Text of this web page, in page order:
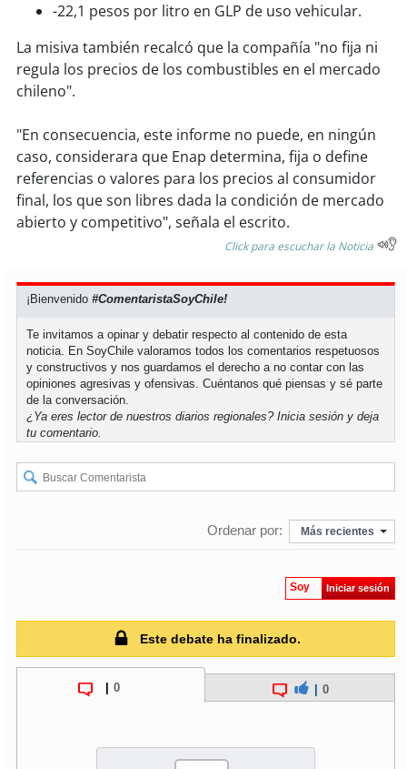
soyvaldivia
soyosorno
soy puertomontt
soychiloé
-22,1 pesos por litro en GLP de uso vehicular.
La misiva también recalcó que la compañía "no fija ni
regula los precios de los combustibles en el mercado
chileno".
"En consecuencia, este informe no puede, en ningún
caso, considerara que Enap determina, fija o define
referencias o valores para los precios al consumidor
final, los que son libres dada la condición de mercado
abierto y competitivo", señala el escrito.
Click para escuchar la Noticia
¡Bienvenido#ComentaristaSoyChile!
Te invitamos a opinar y debatir respecto al contenido de esta
noticia. En SoyChile valoramos todos los comentarios respetuosos
y constructivos y nos guardamos el derecho a no contar con las
opiniones agresivas y ofensivas. Cuéntanos qué piensas y sé parte
de la conversación.
¿Ya eres lector de nuestros diarios regionales?Inicia sesión y deja
tu comentario.
Ordenar por: Más recientes
Soy Iniciar sesión
Este debate ha finalizado.
| 0 0